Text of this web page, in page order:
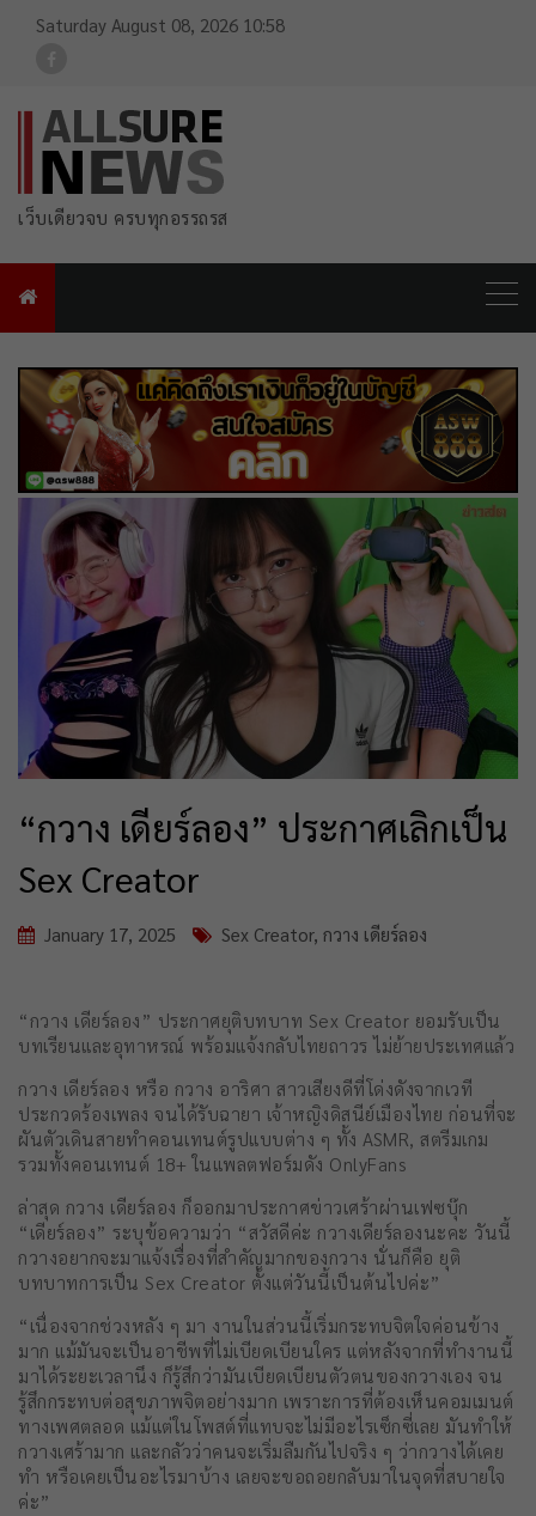
Saturday August 08, 2026 10:58
เว็บเดียวจบ ครบทุกอรรถรส
“กวาง เดียร์ลอง” ประกาศเลิกเป็น
Sex Creator
January 17, 2025 Sex Creator, กวาง เดียร์ลอง
“กวาง เดียร์ลอง” ประกาศยุติบทบาท Sex Creator ยอมรับเป็น
บทเรียนและอุทาหรณ์ พร้อมแจ้งกลับไทยถาวร ไม่ย้ายประเทศแล้ว
กวาง เดียร์ลอง หรือ กวาง อาริศา สาวเสียงดีที่โด่งดังจากเวที
ประกวดร้องเพลง จนได้รับฉายา เจ้าหญิงดิสนีย์เมืองไทย ก่อนที่จะ
ผันตัวเดินสายทำคอนเทนต์รูปแบบต่าง ๆ ทั้ง ASMR, สตรีมเกม
รวมทั้งคอนเทนต์ 18+ ในแพลตฟอร์มดัง OnlyFans
ล่าสุด กวาง เดียร์ลอง ก็ออกมาประกาศข่าวเศร้าผ่านเฟซบุ๊ก
“เดียร์ลอง” ระบุข้อความว่า “สวัสดีค่ะ กวางเดียร์ลองนะคะ วันนี้
กวางอยากจะมาแจ้งเรื่องที่สำคัญมากของกวาง นั่นก็คือ ยุติ
บทบาทการเป็น Sex Creator ตั้งแต่วันนี้เป็นต้นไปค่ะ”
“เนื่องจากช่วงหลัง ๆ มา งานในส่วนนี้เริ่มกระทบจิตใจค่อนข้าง
มาก แม้มันจะเป็นอาชีพที่ไม่เบียดเบียนใคร แต่หลังจากที่ทำงานนี้
มาได้ระยะเวลานึง ก็รู้สึกว่ามันเบียดเบียนตัวตนของกวางเอง จน
รู้สึกกระทบต่อสุขภาพจิตอย่างมาก เพราะการที่ต้องเห็นคอมเมนต์
ทางเพศตลอด แม้แต่ในโพสต์ที่แทบจะไม่มีอะไรเซ็กซี่เลย มันทำให้
กวางเศร้ามาก และกลัวว่าคนจะเริ่มลืมกันไปจริง ๆ ว่ากวางได้เคย
ทำ หรือเคยเป็นอะไรมาบ้าง เลยจะขอถอยกลับมาในจุดที่สบายใจ
ค่ะ”